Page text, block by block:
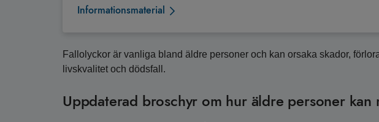
Informationsmaterial
Fallolyckor är vanliga bland äldre personer och kan orsaka skador,
livskvalitet och dödsfall.
Uppdaterad broschyr om hur äldre personer kan